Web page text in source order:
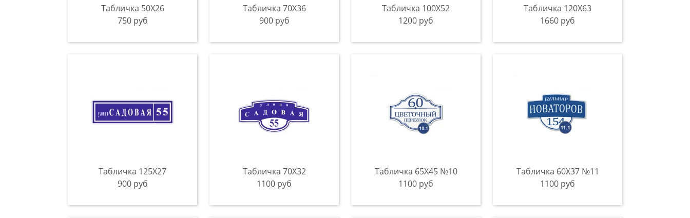
Табличка 50Х26
750 руб
Табличка 70X36
900 руб
Табличка 100Х52
1200 руб
Табличка 120Х63
1660 руб
Табличка 125Х27
900 руб
Табличка 70Х32
1100 руб
Табличка 65Х45 №10
1100 руб
Табличка 60Х37 №11
1100 руб